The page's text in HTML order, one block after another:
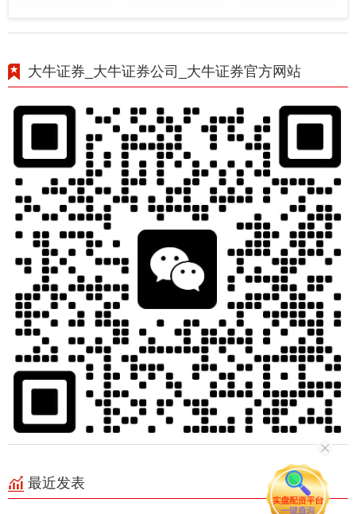
大牛证券_大牛证券公司_大牛证券官方网站
最近发表